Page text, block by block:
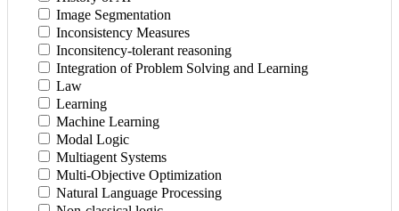
Image Segmentation
Inconsistency Measures
Inconsitency-tolerant reasoning
Integration of Problem Solving and Learning
Law
Learning
Machine Learning
Modal Logic
Multiagent Systems
Multi-Objective Optimization
Natural Language Processing